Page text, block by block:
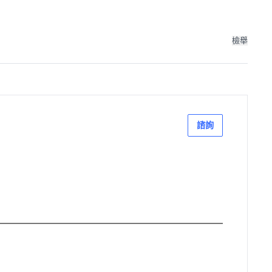
檢舉
諮詢